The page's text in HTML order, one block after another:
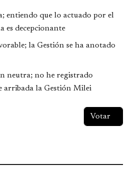
entiendo que lo actuado por el
es decepcionante
la Gestión se ha anotado
neutra; no he registrado
arribada la Gestión Milei